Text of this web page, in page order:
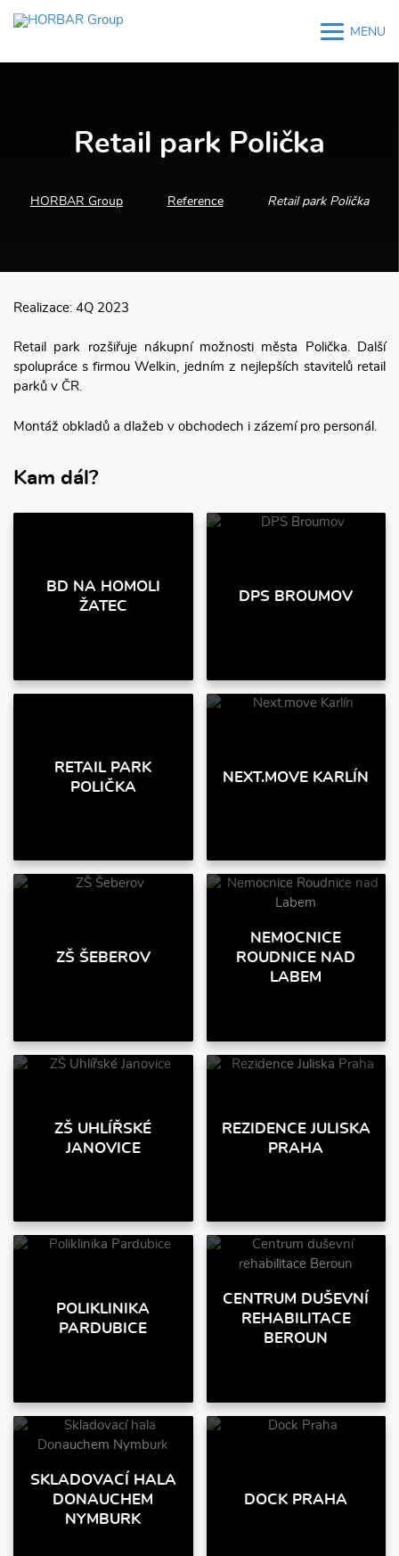
MENU
Retail park Polička
HORBAR Group Reference Retail park Polička
Realizace: 4Q 2023
Retail park rozšiřuje nákupní možnosti města Polička. Další
spolupráce s firmou Welkin, jedním z nejlepších stavitelů retail
parků v ČR.
Montáž obkladů a dlažeb v obchodech i zázemí pro personál.
Kam dál?
BD NA HOMOLI
ŽATEC
DPS BROUMOV
RETAIL PARK
POLIČKA
NEXT.MOVE KARLÍN
ZŠ ŠEBEROV
NEMOCNICE
ROUDNICE NAD
LABEM
ZŠ UHLÍŘSKÉ
JANOVICE
REZIDENCE JULISKA
PRAHA
POLIKLINIKA
PARDUBICE
CENTRUM DUŠEVNÍ
REHABILITACE
BEROUN
SKLADOVACÍ HALA
DONAUCHEM
NYMBURK
DOCK PRAHA